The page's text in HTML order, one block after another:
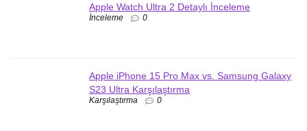
Apple Watch Ultra 2 Detaylı İnceleme
İnceleme 0
Apple iPhone 15 Pro Max vs. Samsung Galaxy
S23 Ultra Karşılaştırma
Karşılaştırma 0